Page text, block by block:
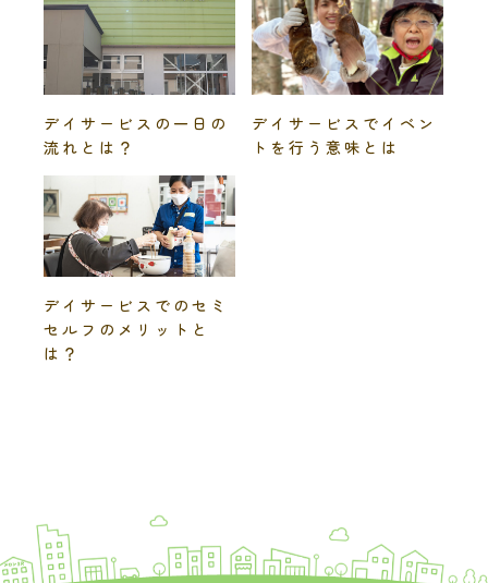
デイサービスの一日の
流れとは？
デイサービスでイベン
トを行う意味とは
デイサービスでのセミ
セルフのメリットと
は？